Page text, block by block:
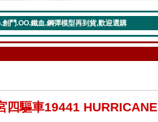
鐵血.鋼彈模型再到貨,歡迎選購
四驅車19441 HURRICANE